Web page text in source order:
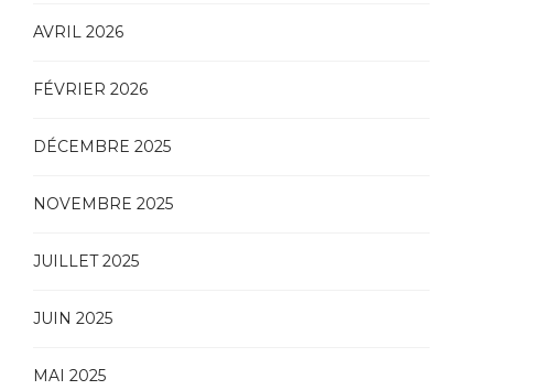
AVRIL 2026
FÉVRIER 2026
DÉCEMBRE 2025
NOVEMBRE 2025
JUILLET 2025
JUIN 2025
MAI 2025